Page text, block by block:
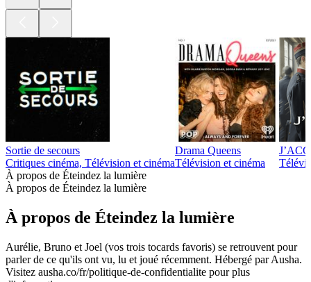
Sortie de secours
Critiques cinéma, Télévision et cinéma
Drama Queens
Télévision et cinéma
À propos de Éteindez la lumière
À propos de Éteindez la lumière
À propos de Éteindez la lumière
Aurélie, Bruno et Joel (vos trois tocards favoris) se retrouvent pour
parler de ce qu'ils ont vu, lu et joué récemment. Hébergé par Ausha.
Visitez ausha.co/fr/politique-de-confidentialite pour plus